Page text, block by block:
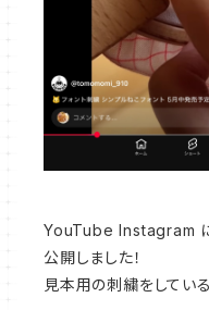
YouTube Instagram に
公開しました！
見本用の刺繍をしてい